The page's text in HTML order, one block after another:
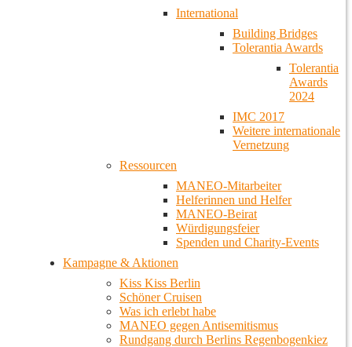
International
Building Bridges
Tolerantia Awards
Tolerantia
Awards
2024
IMC 2017
Weitere internationale
Vernetzung
Ressourcen
MANEO-Mitarbeiter
Helferinnen und Helfer
MANEO-Beirat
Würdigungsfeier
Spenden und Charity-Events
Kampagne & Aktionen
Kiss Kiss Berlin
Schöner Cruisen
Was ich erlebt habe
MANEO gegen Antisemitismus
Rundgang durch Berlins Regenbogenkiez